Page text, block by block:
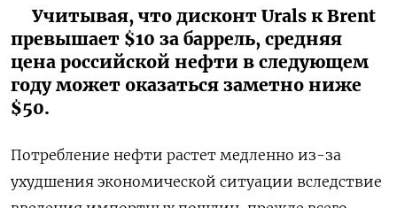
Учитывая, что дисконт Urals к Brent
превышает $10 за баррель, средняя
цена российской нефти в следующем
году может оказаться заметно ниже
$50.
Потребление нефти растет медленно из-за
ухудшения экономической ситуации вследствие